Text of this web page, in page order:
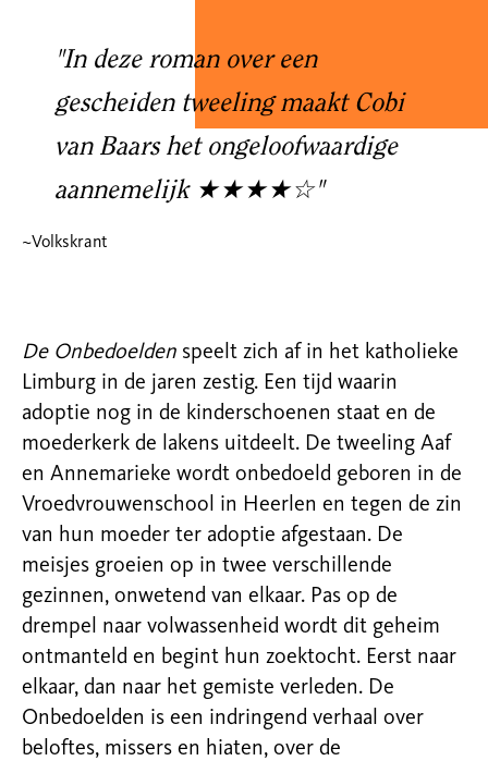
"In deze roman over een
gescheiden tweeling maakt Cobi
van Baars het ongeloofwaardige
aannemelijk ★★★★☆"
~Volkskrant
De Onbedoelden speelt zich af in het katholieke
Limburg in de jaren zestig. Een tijd waarin
adoptie nog in de kinderschoenen staat en de
moederkerk de lakens uitdeelt. De tweeling Aaf
en Annemarieke wordt onbedoeld geboren in de
Vroedvrouwenschool in Heerlen en tegen de zin
van hun moeder ter adoptie afgestaan. De
meisjes groeien op in twee verschillende
gezinnen, onwetend van elkaar. Pas op de
drempel naar volwassenheid wordt dit geheim
ontmanteld en begint hun zoektocht. Eerst naar
elkaar, dan naar het gemiste verleden. De
Onbedoelden is een indringend verhaal over
beloftes, missers en hiaten, over de